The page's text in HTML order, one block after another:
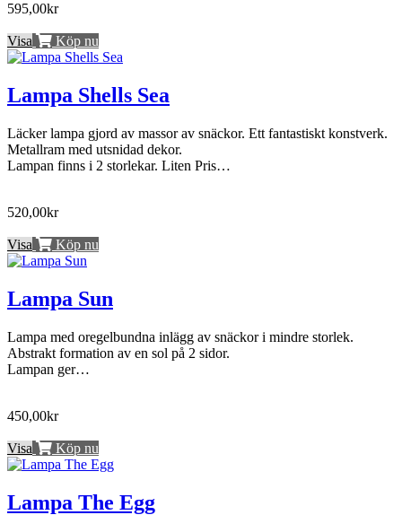
595,00kr
Visa Köp nu
Lampa Shells Sea
Läcker lampa gjord av massor av snäckor. Ett fantastiskt konstverk.
Metallram med utsnidad dekor.
Lampan finns i 2 storlekar. Liten Pris…
520,00kr
Visa Köp nu
Lampa Sun
Lampa med oregelbundna inlägg av snäckor i mindre storlek.
Abstrakt formation av en sol på 2 sidor.
Lampan ger…
450,00kr
Visa Köp nu
Lampa The Egg